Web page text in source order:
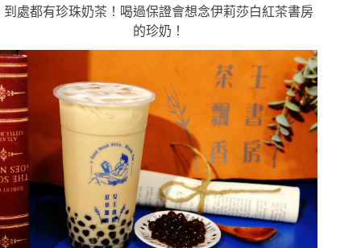
到處都有珍珠奶茶！喝過保證會想念伊莉莎白紅茶書房
的珍奶！